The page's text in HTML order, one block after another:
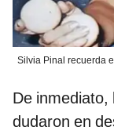
Silvia Pinal recuerda
De inmediato,
dudaron en